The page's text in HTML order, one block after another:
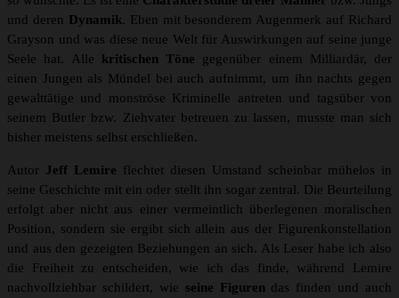
und deren Dynamik. Eben mit besonderem Augenmerk auf Richard
Grayson und was diese neue Welt für Auswirkungen auf seine junge
Seele hat. Alle kritischen Töne gegenüber einem Milliardär, der
einen Jungen als Mündel bei auch aufnimmt, um ihn nachts gegen
gewalttätige und monströse Kriminelle antreten und tagsüber von
seinem Butler bzw. Ziehvater betreuen zu lassen, musste man sich
bisher meistens selbst erschließen.
Autor Jeff Lemire flechtet diesen Umstand scheinbar mühelos in
seine Geschichte mit ein oder stellt ihn sogar zentral. Die Beurteilung
erfolgt aber nicht aus einer vermeintlich überlegenen moralischen
Position, sondern sie ergibt sich allein aus der Figurenkonstellation
und aus den gezeigten Beziehungen an sich. Als Leser habe ich also
die Freiheit zu entscheiden, wie ich das finde, während Lemire
nachvollziehbar schildert, wie seine Figuren das finden und auch